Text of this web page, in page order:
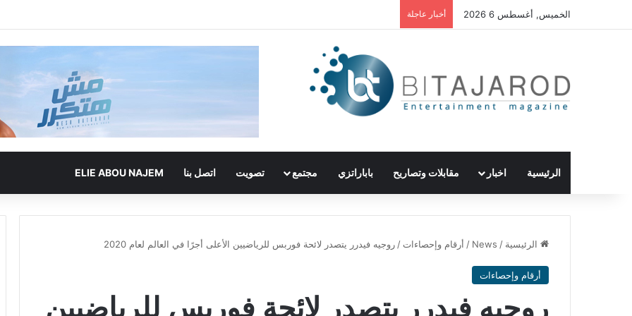
الخميس, أغسطس 6 2026 أخبار عاجلة
الرئيسية اخبار مقابلات وتصاريح باباراتزي مجتمع تصويت اتصل بنا ELIE ABOU NAJEM
الرئيسية /
News
/ أرقام وإحصاءات / روجيه فيدرر يتصدر لائحة فوربس للرياضيين الأعلى أجرًا في العالم لعام 2020
أرقام وإحصاءات
روجيه فيدرر يتصدر لائحة فوربس للرياضيين